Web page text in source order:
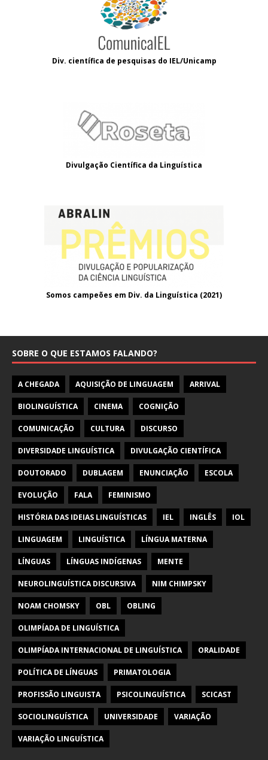
Div. científica de pesquisas do IEL/Unicamp
Divulgação Científica da Linguística
Somos campeões em Div. da Linguística (2021)
SOBRE O QUE ESTAMOS FALANDO?
A CHEGADA AQUISIÇÃO DE LINGUAGEM ARRIVAL
BIOLINGUÍSTICA CINEMA COGNIÇÃO
COMUNICAÇÃO CULTURA DISCURSO
DIVERSIDADE LINGUÍSTICA DIVULGAÇÃO CIENTÍFICA
DOUTORADO DUBLAGEM ENUNCIAÇÃO ESCOLA
EVOLUÇÃO FALA FEMINISMO
HISTÓRIA DAS IDEIAS LINGUÍSTICAS IEL INGLÊS IOL
LINGUAGEM LINGUÍSTICA LÍNGUA MATERNA
LÍNGUAS LÍNGUAS INDÍGENAS MENTE
NEUROLINGUÍSTICA DISCURSIVA NIM CHIMPSKY
NOAM CHOMSKY OBL OBLING
OLIMPÍADA DE LINGUÍSTICA
OLIMPÍADA INTERNACIONAL DE LINGUÍSTICA ORALIDADE
POLÍTICA DE LÍNGUAS PRIMATOLOGIA
PROFISSÃO LINGUISTA PSICOLINGUÍSTICA SCICAST
SOCIOLINGUÍSTICA UNIVERSIDADE VARIAÇÃO
VARIAÇÃO LINGUÍSTICA